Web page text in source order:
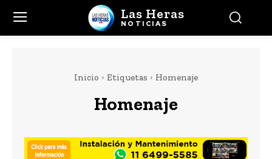
Las Heras
NOTICIAS
Inicio Etiquetas Homenaje
Homenaje